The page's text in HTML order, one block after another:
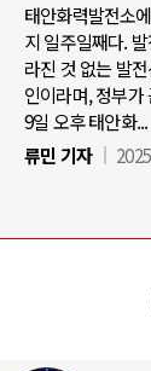
태안화력발전소
지 일주일째다.
라진 것 없는 발
인이라며, 정부
9일 오후 태안화...
류민 기자